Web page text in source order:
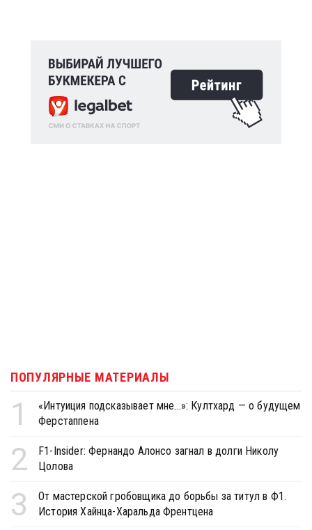
ПОПУЛЯРНЫЕ МАТЕРИАЛЫ
1
«Интуиция подсказывает мне...»: Култхард — о будущем
Ферстаппена
2
F1-Insider: Фернандо Алонсо загнал в долги Николу
Цолова
3
От мастерской гробовщика до борьбы за титул в Ф1.
История Хайнца-Харальда Френтцена